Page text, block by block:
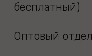
бесплатный)
Оптовый